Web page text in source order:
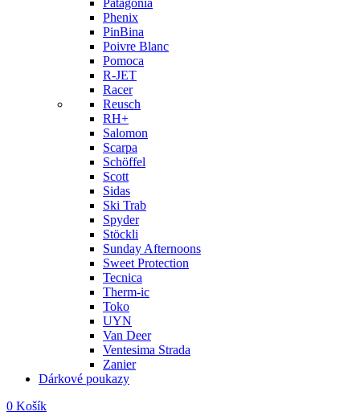
Patagonia
Phenix
PinBina
Poivre Blanc
Pomoca
R-JET
Racer
Reusch
RH+
Salomon
Scarpa
Schöffel
Scott
Sidas
Ski Trab
Spyder
Stöckli
Sunday Afternoons
Sweet Protection
Tecnica
Therm-ic
Toko
UYN
Van Deer
Ventesima Strada
Zanier
Dárkové poukazy
0 Košík